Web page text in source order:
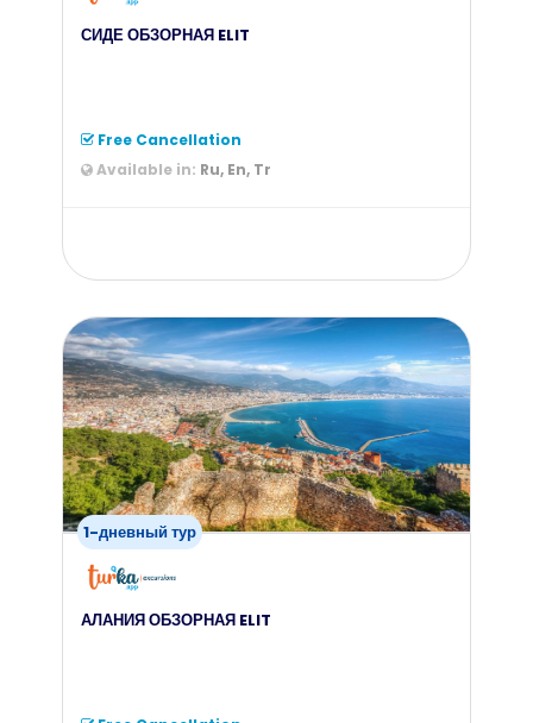
СИДЕ ОБЗОРНАЯ ELIT
Free Cancellation
Available in: Ru, En, Tr
from
$90
1-дневный тур
АЛАНИЯ ОБЗОРНАЯ ELIT